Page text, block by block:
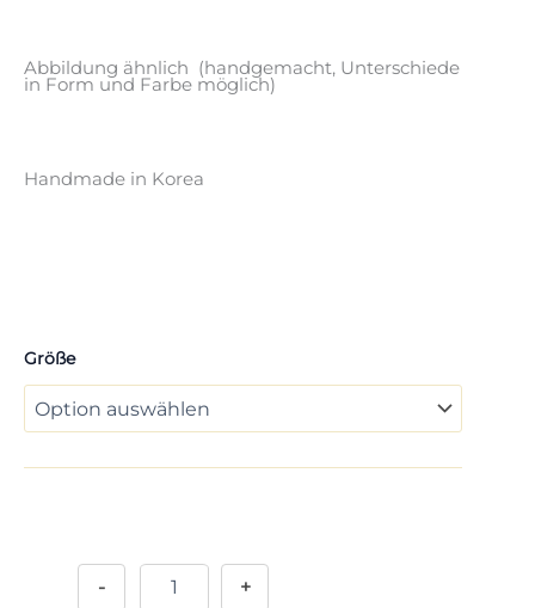
Abbildung ähnlich (handgemacht, Unterschiede
in Form und Farbe möglich)
Handmade in Korea
Größe
- +